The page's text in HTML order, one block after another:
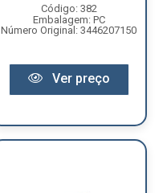
Código: 382
Embalagem: PC
Número Original: 3446207150
Ver preço